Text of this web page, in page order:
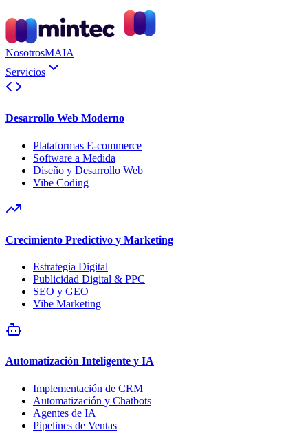
NosotrosMAIA
Servicios
Desarrollo Web Moderno
Plataformas E-commerce
Software a Medida
Diseño y Desarrollo Web
Vibe Coding
Crecimiento Predictivo y Marketing
Estrategia Digital
Publicidad Digital & PPC
SEO y GEO
Vibe Marketing
Automatización Inteligente y IA
Implementación de CRM
Automatización y Chatbots
Agentes de IA
Pipelines de Ventas